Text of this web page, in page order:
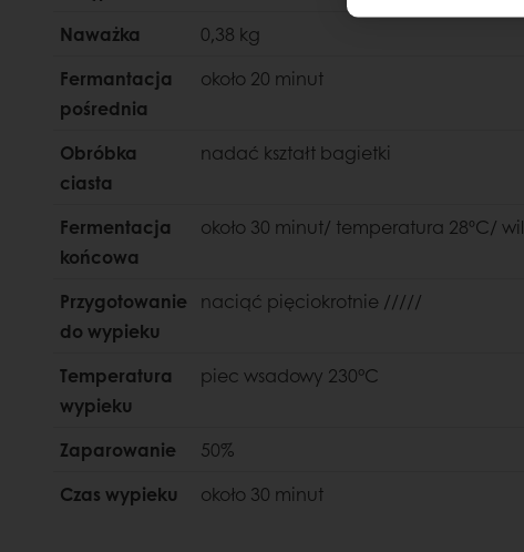
Naważka
0,38 kg
Fermantacja
pośrednia
około 20 minut
Obróbka
ciasta
nadać kształt bagietki
Fermentacja
końcowa
około 30 minut/ temperatura 28ºC/
Przygotowanie
do wypieku
naciąć pięciokrotnie /////
Temperatura
wypieku
piec wsadowy 230°C
Zaparowanie
50%
Czas wypieku
około 30 minut